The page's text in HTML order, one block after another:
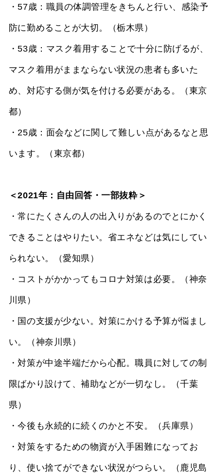
・57歳：職員の体調管理をきちんと行い、感染予
防に勤めることが大切。（栃木県）
・53歳：マスク着用することで十分に防げるが、
マスク着用がままならない状況の患者も多いた
め、対応する側が気を付ける必要がある。（東京
都）
・25歳：面会などに関して難しい点があるなと思
います。（東京都）
＜2021年：自由回答・一部抜粋＞
・常にたくさんの人の出入りがあるのでとにかく
できることはやりたい。省エネなどは気にしてい
られない。（愛知県）
・コストがかかってもコロナ対策は必要。（神奈
川県）
・国の支援が少ない。対策にかける予算が悩まし
い。（神奈川県）
・対策が中途半端だから心配。職員に対しての制
限ばかり設けて、補助などが一切なし。（千葉
県）
・今後も永続的に続くのかと不安。（兵庫県）
・対策をするための物資が入手困難になってお
り、使い捨てができない状況がつらい。（鹿児島